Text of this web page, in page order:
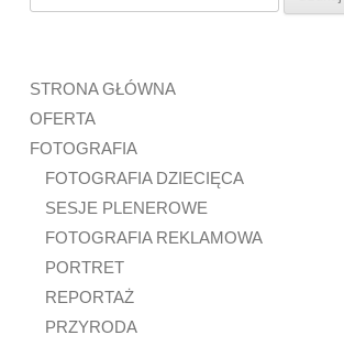
STRONA GŁÓWNA
OFERTA
FOTOGRAFIA
FOTOGRAFIA DZIECIĘCA
SESJE PLENEROWE
FOTOGRAFIA REKLAMOWA
PORTRET
REPORTAŻ
PRZYRODA